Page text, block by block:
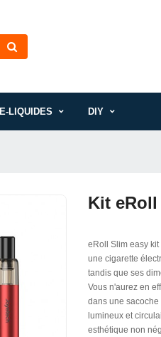
E-LIQUIDES DIY
Kit
eRoll Slim easy
une cigarette
tandis que ses
Vous n'aurez en
dans une
lumineux et
esthétique non